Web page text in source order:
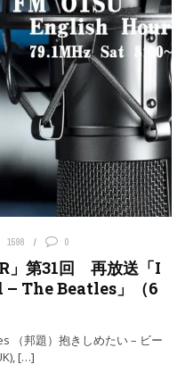
1598 0
」第31回 再放送「I
The Beatles」（6
（邦題）抱きしめたい – ビー
[…]